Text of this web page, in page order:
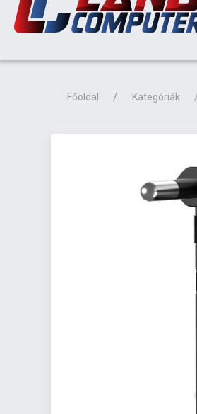
Főoldal Kategóriák